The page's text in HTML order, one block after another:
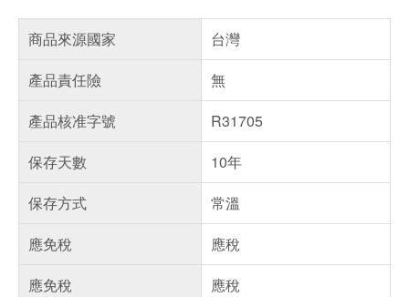
商品來源國家
台灣
產品責任險
無
產品核准字號
R31705
保存天數
10年
保存方式
常溫
應免稅
應稅
應免稅
應稅